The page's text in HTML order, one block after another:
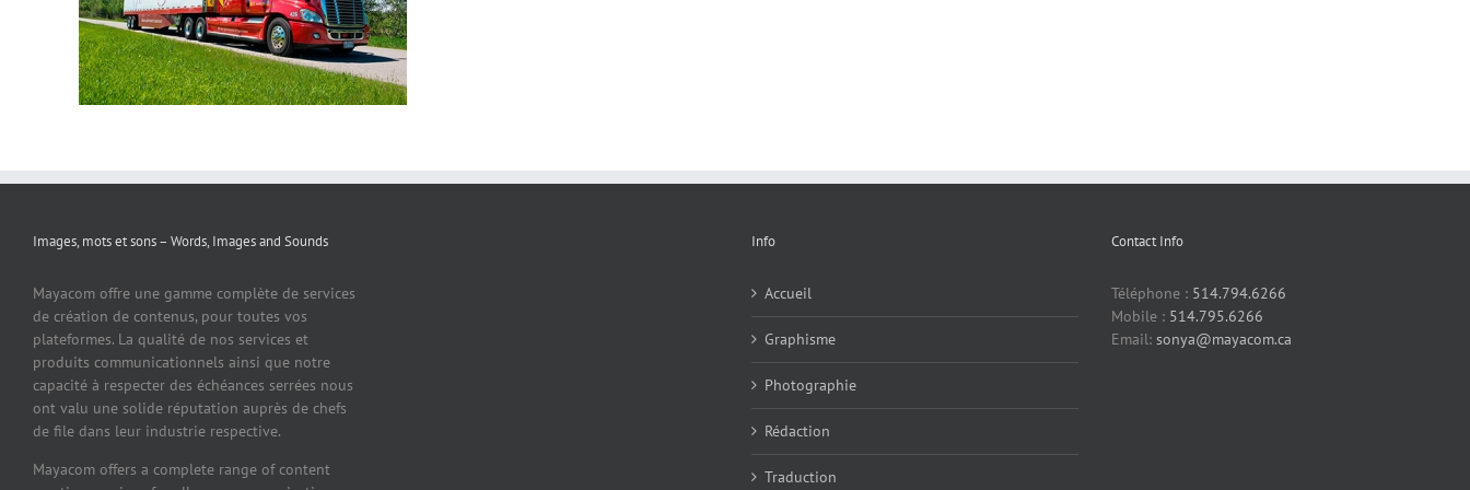
Images, mots et sons – Words, Images and Sounds
Mayacom offre une gamme complète de services
de création de contenus, pour toutes vos
plateformes. La qualité de nos services et
produits communicationnels ainsi que notre
capacité à respecter des échéances serrées nous
ont valu une solide réputation auprès de chefs
de file dans leur industrie respective.
Mayacom offers a complete range of content
Info
Accueil
Graphisme
Photographie
Rédaction
Traduction
Contact Info
Téléphone : 514.794.6266
Mobile : 514.795.6266
Email: sonya@mayacom.ca